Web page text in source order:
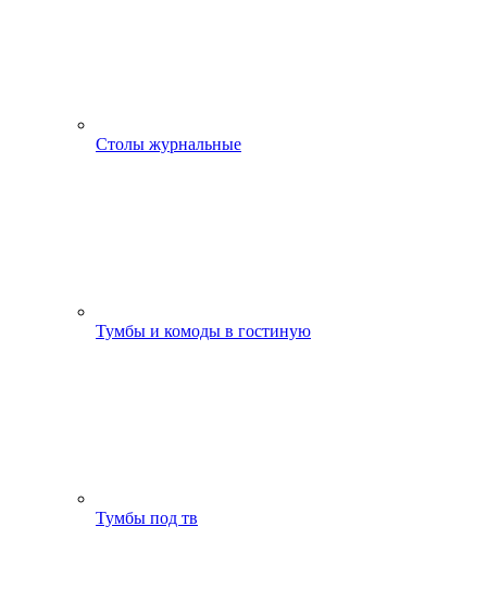
Столы журнальные
Тумбы и комоды в гостиную
Тумбы под тв